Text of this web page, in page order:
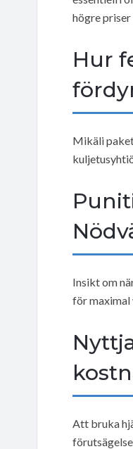
högre
Hur
Mikäli
Insikt om
för maximal
Att bruka